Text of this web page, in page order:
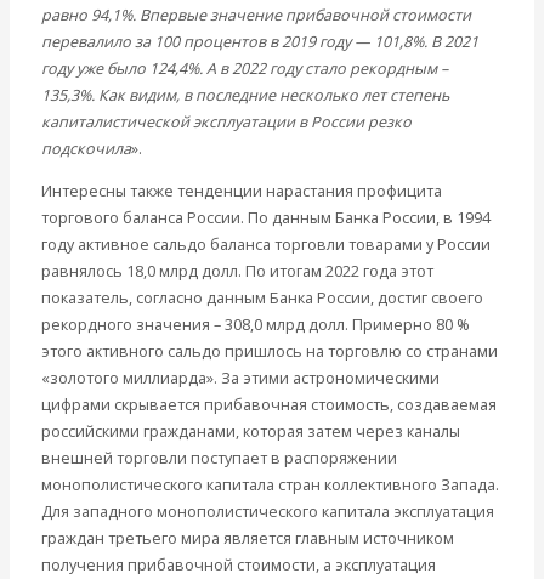
равно 94,1%. Впервые значение прибавочной стоимости
перевалило за 100 процентов в 2019 году — 101,8%. В 2021
году уже было 124,4%. А в 2022 году стало рекордным –
135,3%. Как видим, в последние несколько лет степень
капиталистической эксплуатации в России резко
подскочила».
Интересны также тенденции нарастания профицита
торгового баланса России. По данным Банка России, в 1994
году активное сальдо баланса торговли товарами у России
равнялось 18,0 млрд долл. По итогам 2022 года этот
показатель, согласно данным Банка России, достиг своего
рекордного значения – 308,0 млрд долл. Примерно 80 %
этого активного сальдо пришлось на торговлю со странами
«золотого миллиарда». За этими астрономическими
цифрами скрывается прибавочная стоимость, создаваемая
российскими гражданами, которая затем через каналы
внешней торговли поступает в распоряжении
монополистического капитала стран коллективного Запада.
Для западного монополистического капитала эксплуатация
граждан третьего мира является главным источником
получения прибавочной стоимости, а эксплуатация